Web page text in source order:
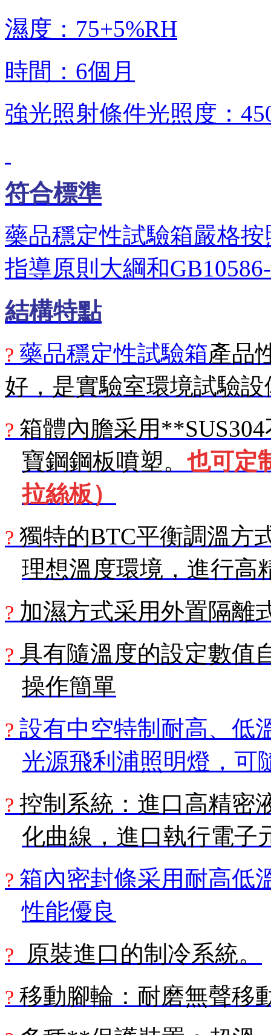
濕度： 75+5%RH
時間： 6個月
強光照射條件光照度：
符合標準
藥品穩定性試驗箱嚴格按
指導原則大綱和
結構特點
? 藥品穩定性試驗箱產品
好，是實驗室環境試驗
? 箱體內膽采用**
寶鋼鋼板噴塑。 也可定
拉絲板）
? 獨特的BTC平衡調溫方
理想溫度環境，進行高
? 加濕方式采用外置隔離
? 具有隨溫度的設定數值
操作簡單
? 設有中空特制耐高、低
光源飛利浦照明燈，可
? 控制系統：進口高精密
化曲線 ，進口執行電子
? 箱內密封條采用耐高低
性能優良
? 原裝進口的制冷系統。
? 移動腳輪：耐磨無聲移